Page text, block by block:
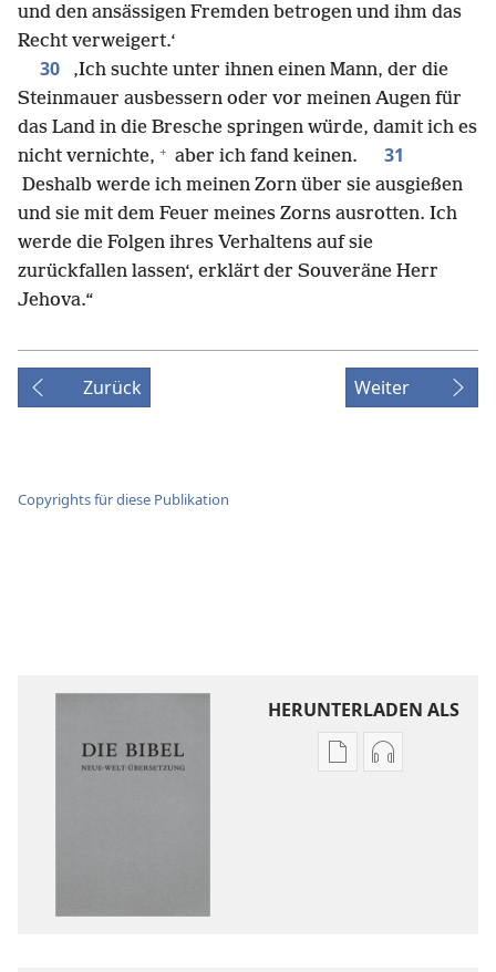
und den ansässigen Fremden betrogen und ihm das
Recht verweigert.‘
30
‚Ich suchte unter ihnen einen Mann, der die
Steinmauer ausbessern oder vor meinen Augen für
das Land in die Bresche springen würde, damit ich es
nicht vernichte, + aber ich fand keinen. 31
Deshalb werde ich meinen Zorn über sie ausgießen
und sie mit dem Feuer meines Zorns ausrotten. Ich
werde die Folgen ihres Verhaltens auf sie
zurückfallen lassen‘, erklärt der Souveräne Herr
Jehova.“
Zurück Weiter
Copyrights für diese Publikation
HERUNTERLADEN ALS